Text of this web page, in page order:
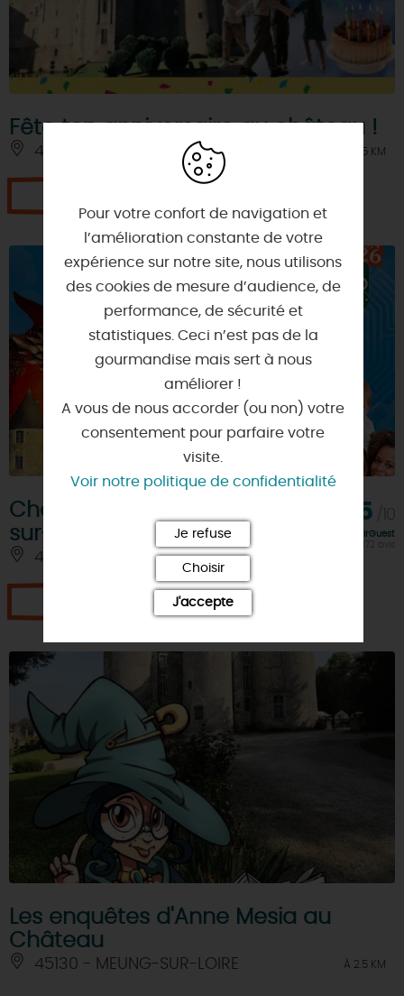
Fête ton anniversaire au château !
45130 - MEUNG-SUR-LOIRE À 2.5 KM
Château-Parc de Meung-
sur-Loire
45130 - MEUNG-SUR-LOIRE À 2.5 KM
9,5
Note FairGuest
Les enquêtes d'Anne Mesia au
Château
45130 - MEUNG-SUR-LOIRE À 2.5 KM
Pour votre confort de navigation et
l’amélioration constante de votre
expérience sur notre site, nous utilisons
des cookies de mesure d’audience, de
performance, de sécurité et
statistiques. Ceci n’est pas de la
gourmandise mais sert à nous
améliorer !
A vous de nous accorder (ou non) votre
consentement pour parfaire votre
visite.
Voir notre politique de confidentialité
Je refuse
Choisir
J'accepte